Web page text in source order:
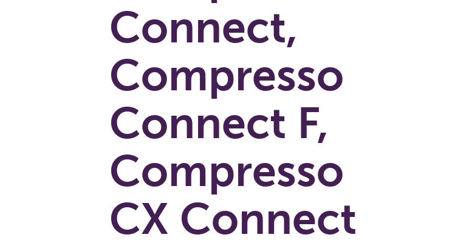
Connect,
Compresso
Connect F,
Compresso
CX Connect